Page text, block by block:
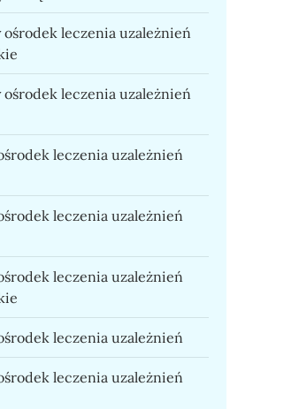
leczenia uzależnień
leczenia uzależnień
leczenia uzależnień
leczenia uzależnień
leczenia uzależnień
leczenia uzależnień
leczenia uzależnień